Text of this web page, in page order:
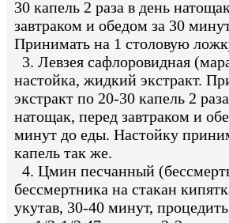
30 капель 2 раза в день
завтраком и обедом за 30
Принимать на 1 столовую
3. Левзея сафлоровидная
настойка, жидкий экстракт.
экстракт по 20-30 капель 2
натощак, перед завтраком и
минут до еды. Настойку
капель так же.
4. Цмин песчанный
бессмертника на стакан
укутав, 30-40 минут,